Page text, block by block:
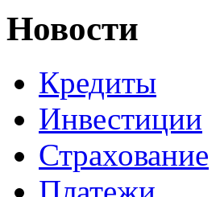
Новости
Кредиты
Инвестиции
Страхование